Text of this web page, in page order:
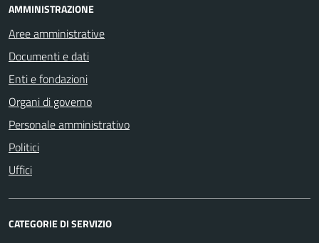
AMMINISTRAZIONE
Aree amministrative
Documenti e dati
Enti e fondazioni
Organi di governo
Personale amministrativo
Politici
Uffici
CATEGORIE DI SERVIZIO